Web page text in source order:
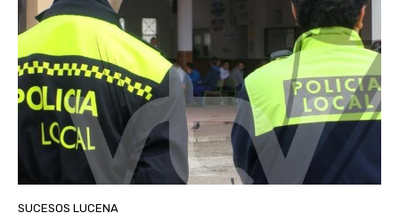
SUCESOS LUCENA